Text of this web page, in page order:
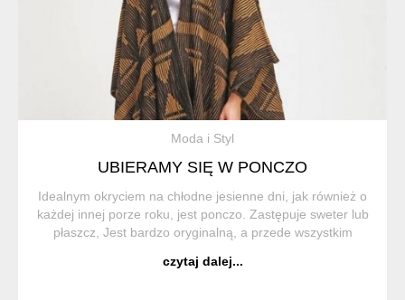
Moda i Styl
UBIERAMY SIĘ W PONCZO
Idealnym okryciem na chłodne jesienne dni, jak również o
każdej innej porze roku, jest ponczo. Zastępuje sweter lub
płaszcz, Jest bardzo oryginalną, a przede wszystkim
Poncho) to trad...
czytaj dalej...